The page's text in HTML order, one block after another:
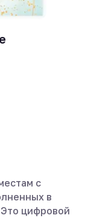
с
в
цифровой